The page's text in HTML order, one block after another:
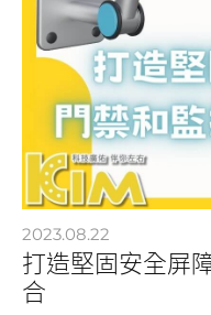
2023.08.22
打造堅固安全屏
合